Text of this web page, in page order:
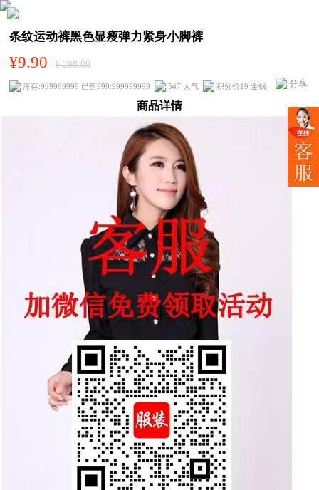
条纹运动裤黑色显瘦弹力紧身小脚裤
分享
¥9.90 ¥ 298.00
库存:999999999 已售999:999999999 547 人气 积分价19 金钱
商品详情